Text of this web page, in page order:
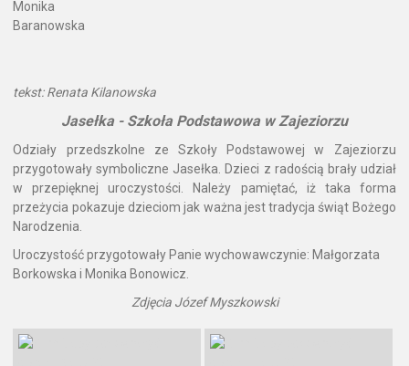
Monika
Baranowska
tekst: Renata Kilanowska
Jasełka - Szkoła Podstawowa w Zajeziorzu
Odziały przedszkolne ze Szkoły Podstawowej w Zajeziorzu
przygotowały symboliczne Jasełka. Dzieci z radością brały udział
w przepięknej uroczystości. Należy pamiętać, iż taka forma
przeżycia pokazuje dzieciom jak ważna jest tradycja świąt Bożego
Narodzenia.
Uroczystość przygotowały Panie wychowawczynie: Małgorzata
Borkowska i Monika Bonowicz.
Zdjęcia Józef Myszkowski